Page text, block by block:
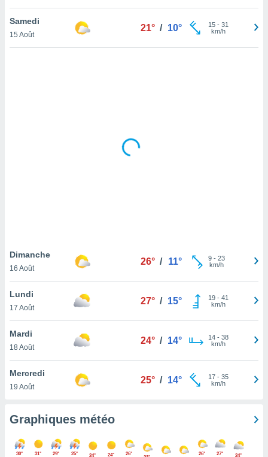
de
de
cas,
que
la
et que
Samedi
15 Août
21° / 10° 15- 31
km/h
Dimanche
16 Août
26° / 11° 9- 23
km/h
Lundi
17 Août
27° / 15° 19- 41
km/h
Mardi
18 Août
24° / 14° 14- 38
km/h
Mercredi
19 Août
25° / 14° 17- 35
km/h
Graphiques météo
30° 31° 29° 25° 24° 24° 26° 26° 27° 24°